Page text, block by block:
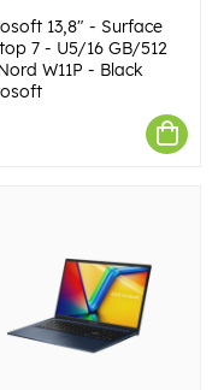
13,8" - Surface
7 - U5/16 GB/512
W11P - Black